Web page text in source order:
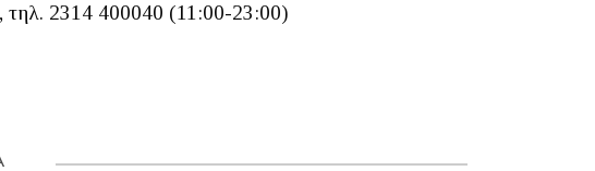
τηλ. 2314 400040 (11:00-23:00)